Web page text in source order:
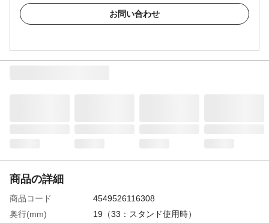
お問い合わせ
商品の詳細
商品コード
4549526116308
奥行(mm)
19（33：スタンド使用時）